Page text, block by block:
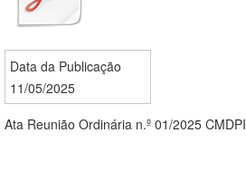
Data da Publicação
11/05/2025
Ata Reunião Ordinária n.º 01/2025 CMDPI